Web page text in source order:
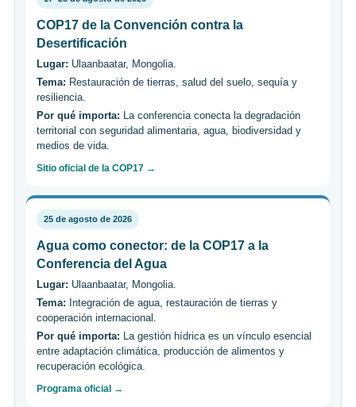
COP17 de la Convención contra la
Desertificación
Lugar: Ulaanbaatar, Mongolia.
Tema: Restauración de tierras, salud del suelo, sequía y
resiliencia.
Por qué importa: La conferencia conecta la degradación
territorial con seguridad alimentaria, agua, biodiversidad y
medios de vida.
Sitio oficial de la COP17 →
25 de agosto de 2026
Agua como conector: de la COP17 a la
Conferencia del Agua
Lugar: Ulaanbaatar, Mongolia.
Tema: Integración de agua, restauración de tierras y
cooperación internacional.
Por qué importa: La gestión hídrica es un vínculo esencial
entre adaptación climática, producción de alimentos y
recuperación ecológica.
Programa oficial →